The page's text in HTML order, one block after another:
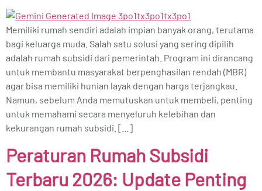
Memiliki rumah sendiri adalah impian banyak orang, terutama
bagi keluarga muda. Salah satu solusi yang sering dipilih
adalah rumah subsidi dari pemerintah. Program ini dirancang
untuk membantu masyarakat berpenghasilan rendah (MBR)
agar bisa memiliki hunian layak dengan harga terjangkau.
Namun, sebelum Anda memutuskan untuk membeli, penting
untuk memahami secara menyeluruh kelebihan dan
kekurangan rumah subsidi. […]
Peraturan Rumah Subsidi
Terbaru 2026: Update Penting